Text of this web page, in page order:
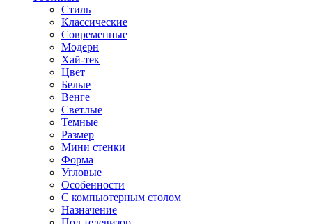
Стиль
Классические
Современные
Модерн
Хай-тек
Цвет
Белые
Венге
Светлые
Темные
Размер
Мини стенки
Форма
Угловые
Особенности
С компьютерным столом
Назначение